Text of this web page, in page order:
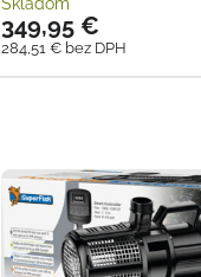
Skladom
349,95 €
284,51 € bez DPH